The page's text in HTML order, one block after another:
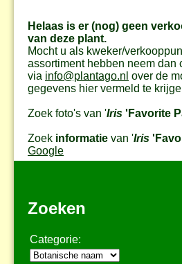
Helaas is er (nog) geen
van deze plant.
Mocht u als kweker/
assortiment hebben neem dan
via info@plantago.nl over de
gegevens hier vermeld te
Zoek foto's van 'Iris 'Favorite
Zoek informatie van 'Iris
Google
Zoeken
Categorie: